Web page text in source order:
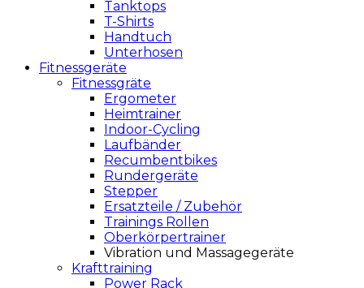
Tanktops
T-Shirts
Handtuch
Unterhosen
Fitnessgeräte
Fitnessgräte
Ergometer
Heimtrainer
Indoor-Cycling
Laufbänder
Recumbentbikes
Rundergeräte
Stepper
Ersatzteile / Zubehör
Trainings Rollen
Oberkörpertrainer
Vibration und Massagegeräte
Krafttraining
Power Rack